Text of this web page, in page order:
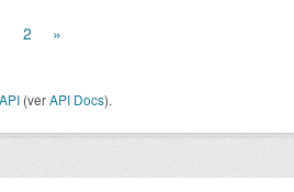
2 »
API (verAPI Docs).